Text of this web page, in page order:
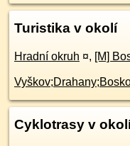
Turistika v okolí
Hradní okruh ¤, [M]
Cyklotrasy v